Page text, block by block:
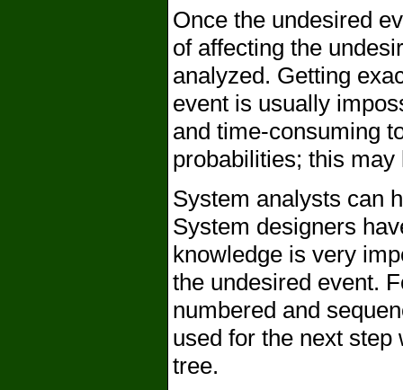
Once the undesired
of affecting the
analyzed. Getting
event is usually
and time-consuming
probabilities; this
System analysts can
System designers
knowledge is very
the undesired event.
numbered and
used for the next
tree.